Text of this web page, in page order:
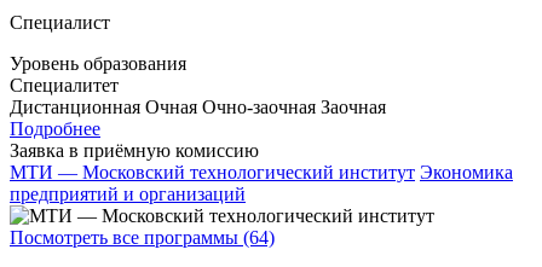
Специалист
Уровень образования
Специалитет
Дистанционная Очная Очно-заочная Заочная
Подробнее
Заявка в приёмную комиссию
МТИ — Московский технологический институт Экономика
предприятий и организаций
Посмотреть все программы (64)